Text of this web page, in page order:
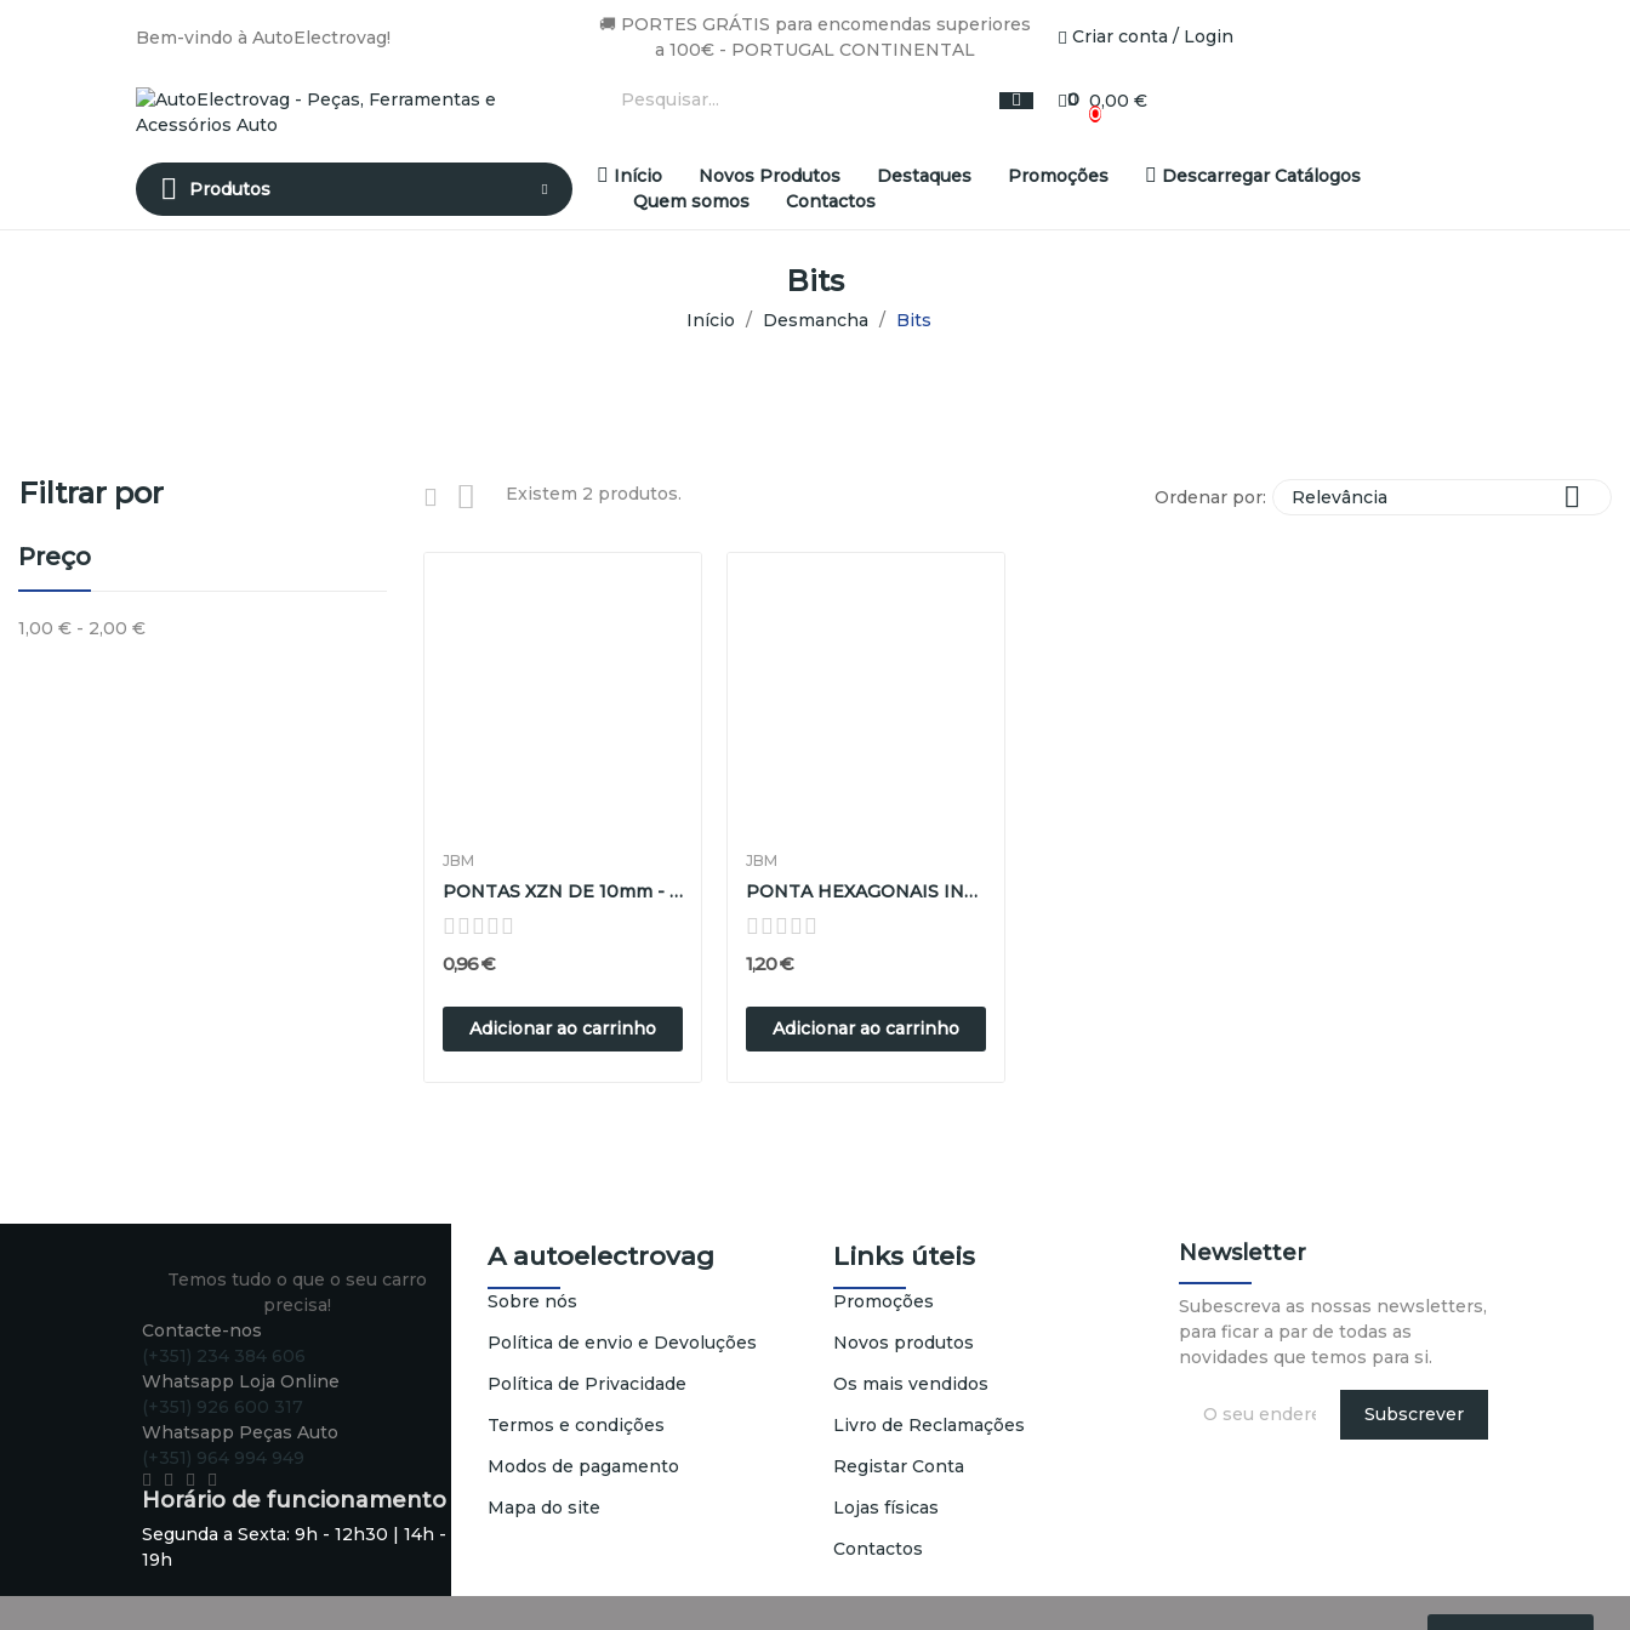
Bem-vindo à AutoElectrovag!
🚚 PORTES GRÁTIS para encomendas superiores
a 100€ - PORTUGAL CONTINENTAL
Criar conta / Login
0 0,00 €
0
Produtos
Início Novos Produtos Destaques Promoções
Descarregar Catálogos
Quem somos
Contactos
Bits
Início Desmancha Bits
Filtrar por
Preço
1,00 € - 2,00 €
Existem 2 produtos. Ordenar por: Relevância 
JBM
PONTAS XZN DE 10mm - 8mm
0,96 €
Adicionar ao carrinho
JBM
PONTA HEXAGONAIS INV. DE 10MM - 8MM
1,20 €
Adicionar ao carrinho
Temos tudo o que o seu carro
precisa!
Contacte-nos
(+351) 234 384 606
Whatsapp Loja Online
(+351) 926 600 317
Whatsapp Peças Auto
(+351) 964 994 949
Horário de funcionamento
Segunda a Sexta: 9h - 12h30 | 14h -
19h
A autoelectrovag
Sobre nós
Política de envio e Devoluções
Política de Privacidade
Termos e condições
Modos de pagamento
Mapa do site
Links úteis
Promoções
Novos produtos
Os mais vendidos
Livro de Reclamações
Registar Conta
Lojas físicas
Contactos
Newsletter
Subescreva as nossas newsletters,
para ficar a par de todas as
novidades que temos para si.
Subscrever